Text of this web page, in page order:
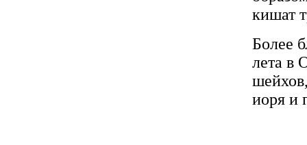
кишат
Более
лета в
иоря и